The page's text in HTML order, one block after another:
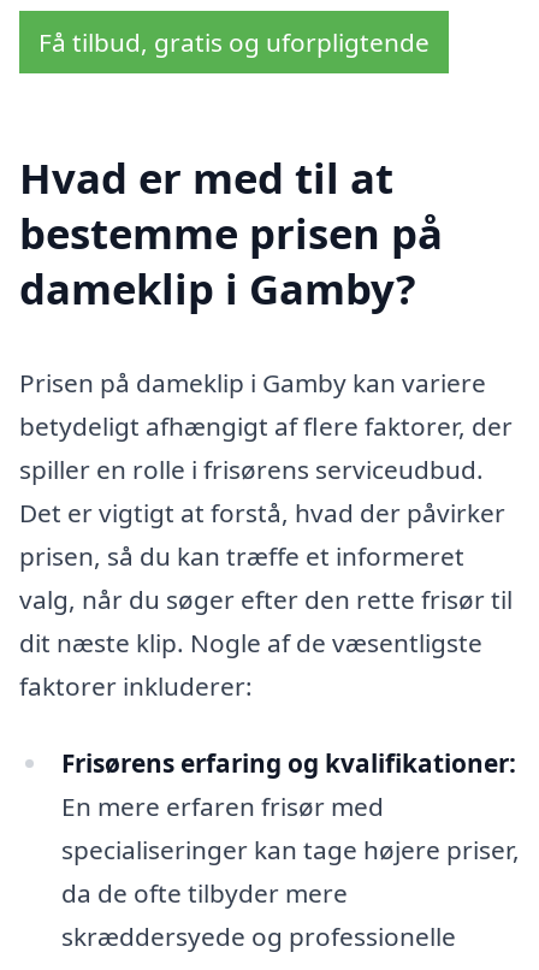
Få tilbud, gratis og uforpligtende
Hvad er med til at
bestemme prisen på
dameklip i Gamby?
Prisen på dameklip i Gamby kan variere
betydeligt afhængigt af flere faktorer, der
spiller en rolle i frisørens serviceudbud.
Det er vigtigt at forstå, hvad der påvirker
prisen, så du kan træffe et informeret
valg, når du søger efter den rette frisør til
dit næste klip. Nogle af de væsentligste
faktorer inkluderer:
Frisørens erfaring og kvalifikationer:
En mere erfaren frisør med
specialiseringer kan tage højere priser,
da de ofte tilbyder mere
skræddersyede og professionelle